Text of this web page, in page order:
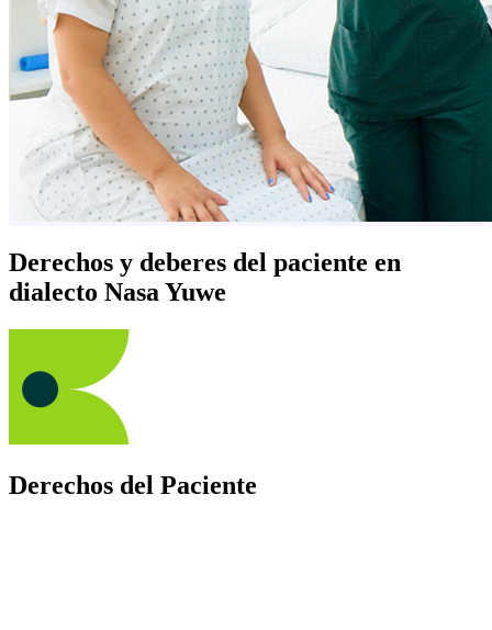
Derechos y deberes del paciente en
dialecto Nasa Yuwe
Derechos del Paciente